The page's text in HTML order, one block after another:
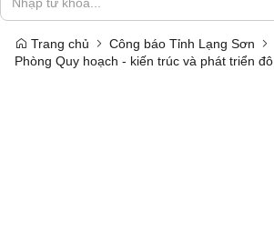
Trang chủ
Công báo Tỉnh Lạng Sơn
Phòng Quy hoạch - kiến trúc và phát triển